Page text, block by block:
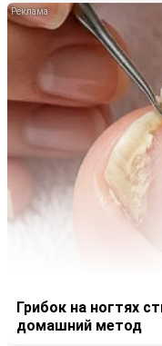
Грибок на ногтях
домашний метод